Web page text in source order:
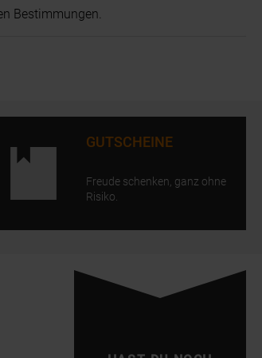
Bestimmungen.
GUTSCHEINE
Freude schenken, ganz ohne
Risiko.